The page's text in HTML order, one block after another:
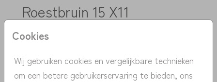
Cookies
Wij gebruiken cookies en vergelijkbare technieken
om een betere gebruikerservaring te bieden, ons
Roestbruin 15 X11
Aantal